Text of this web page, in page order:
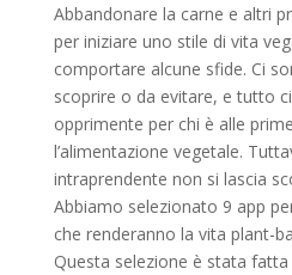
Abbandonare la carne e altri
per iniziare uno stile di vita
comportare alcune sfide. Ci
scoprire o da evitare, e tutto
opprimente per chi è alle
l’alimentazione vegetale.
intraprendente non si lascia
Abbiamo selezionato 9 app
che renderanno la vita plant-
Questa selezione è stata